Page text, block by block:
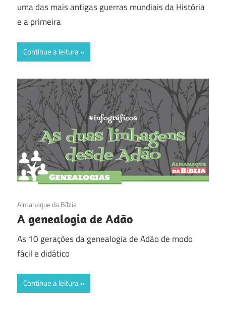
uma das mais antigas guerras mundiais da História
e a primeira
Continue a leitura
21/08/2016
Almanaque da Bíblia
A genealogia de Adão
As 10 gerações da genealogia de Adão de modo
fácil e didático
Continue a leitura